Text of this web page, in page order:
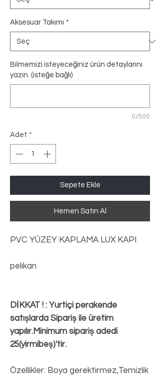
Aksesuar Takımı *
Bilmemizi isteyeceğiniz ürün detaylarını
yazın. (isteğe bağlı)
0/500
Adet *
Sepete Ekle
Hemen Satın Al
PVC YÜZEY KAPLAMA LUX KAPI
pelikan
DİKKAT ! : Yurtiçi perakende
satışlarda Sipariş ile üretim
yapılır.Minimum sipariş adedi
25(yirmibeş)'tir.
Özellikler: Boya gerektirmez,Temizlik